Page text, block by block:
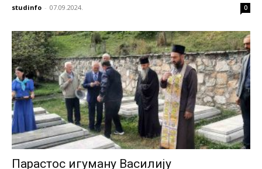
studinfo - 07.09.2024. 0
Парастос игуману Василију